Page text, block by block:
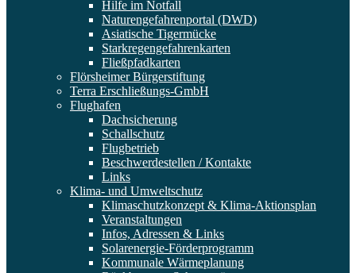
Hilfe im Notfall
Naturengefahrenportal (DWD)
Asiatische Tigermücke
Starkregengefahrenkarten
Fließpfadkarten
Flörsheimer Bürgerstiftung
Terra Erschließungs-GmbH
Flughafen
Dachsicherung
Schallschutz
Flugbetrieb
Beschwerdestellen / Kontakte
Links
Klima- und Umweltschutz
Klimaschutzkonzept & Klima-Aktionsplan
Veranstaltungen
Infos, Adressen & Links
Solarenergie-Förderprogramm
Kommunale Wärmeplanung